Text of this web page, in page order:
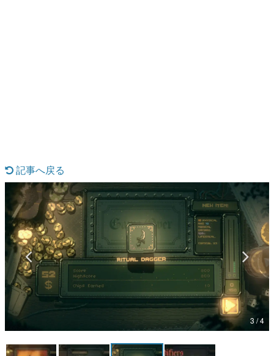
具体的な形から解き明かしていく、硬派で骨太な評論連載
です。
ゲームが変えた日本語
「経験値」「裏技」「ラスボス」… ゲームにまつわる言葉
の起源や用法の変遷を、コンピューター文化史研究家・タ
イニーP氏が徹底調査。
カテゴリ
特集記事
女性向け
記事へ戻る
3 / 4